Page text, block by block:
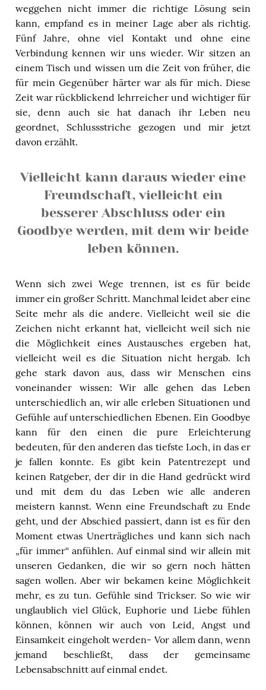
weggehen nicht immer die richtige Lösung sein
kann, empfand es in meiner Lage aber als richtig.
Fünf Jahre, ohne viel Kontakt und ohne eine
Verbindung kennen wir uns wieder. Wir sitzen an
einem Tisch und wissen um die Zeit von früher, die
für mein Gegenüber härter war als für mich. Diese
Zeit war rückblickend lehrreicher und wichtiger für
sie, denn auch sie hat danach ihr Leben neu
geordnet, Schlussstriche gezogen und mir jetzt
davon erzählt.
Vielleicht kann daraus wieder eine
Freundschaft, vielleicht ein
besserer Abschluss oder ein
Goodbye werden, mit dem wir beide
leben können.
Wenn sich zwei Wege trennen, ist es für beide
immer ein großer Schritt. Manchmal leidet aber eine
Seite mehr als die andere. Vielleicht weil sie die
Zeichen nicht erkannt hat, vielleicht weil sich nie
die Möglichkeit eines Austausches ergeben hat,
vielleicht weil es die Situation nicht hergab. Ich
gehe stark davon aus, dass wir Menschen eins
voneinander wissen: Wir alle gehen das Leben
unterschiedlich an, wir alle erleben Situationen und
Gefühle auf unterschiedlichen Ebenen. Ein Goodbye
kann für den einen die pure Erleichterung
bedeuten, für den anderen das tiefste Loch, in das er
je fallen konnte. Es gibt kein Patentrezept und
keinen Ratgeber, der dir in die Hand gedrückt wird
und mit dem du das Leben wie alle anderen
meistern kannst. Wenn eine Freundschaft zu Ende
geht, und der Abschied passiert, dann ist es für den
Moment etwas Unerträgliches und kann sich nach
„für immer“ anfühlen. Auf einmal sind wir allein mit
unseren Gedanken, die wir so gern noch hätten
sagen wollen. Aber wir bekamen keine Möglichkeit
mehr, es zu tun. Gefühle sind Trickser. So wie wir
unglaublich viel Glück, Euphorie und Liebe fühlen
können, können wir auch von Leid, Angst und
Einsamkeit eingeholt werden- Vor allem dann, wenn
jemand beschließt, dass der gemeinsame
Lebensabschnitt auf einmal endet.